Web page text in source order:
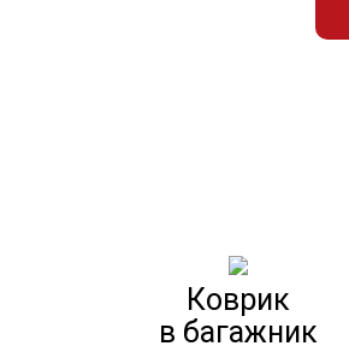
Коврик
в багажник